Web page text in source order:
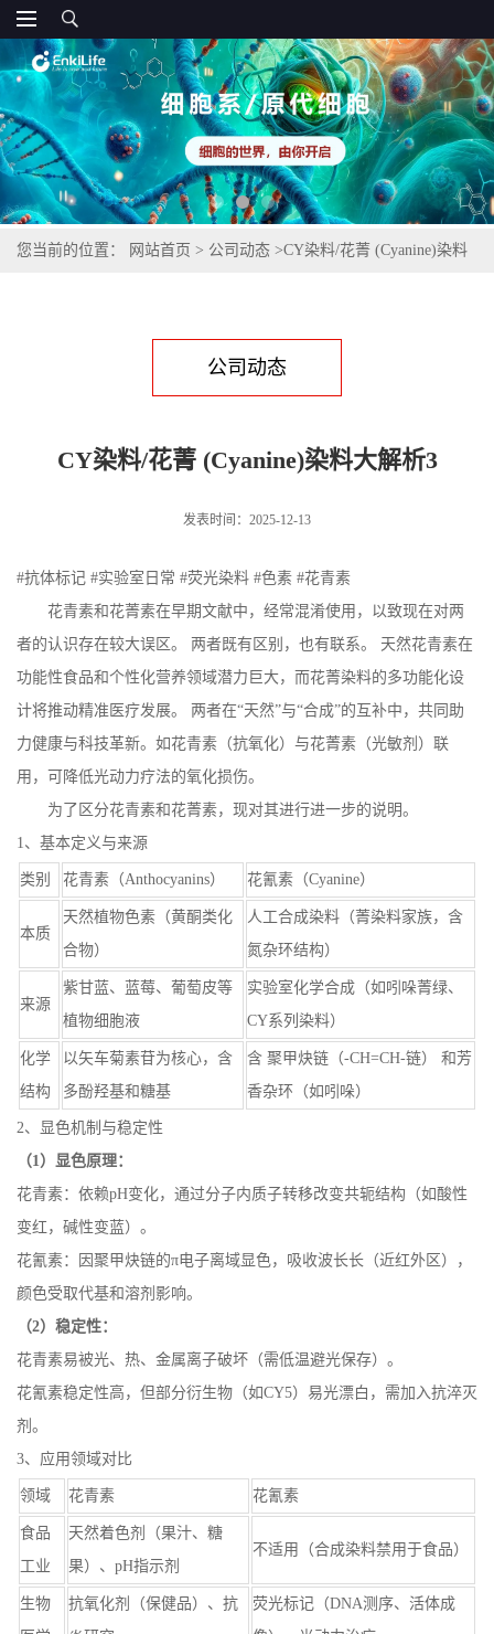
您当前的位置： 网站首页 > 公司动态 >CY染料/花菁 (Cyanine)染料
公司动态
CY染料/花菁 (Cyanine)染料大解析3
发表时间：2025-12-13
#抗体标记 #实验室日常 #荧光染料 #色素 #花青素
花青素和花菁素在早期文献中，经常混淆使用，以致现在对两
者的认识存在较大误区。 两者既有区别，也有联系。 天然花青素在
功能性食品和个性化营养领域潜力巨大，而花菁染料的多功能化设
计将推动精准医疗发展。 两者在“天然”与“合成”的互补中，共同助
力健康与科技革新。如花青素（抗氧化）与花菁素（光敏剂）联
用，可降低光动力疗法的氧化损伤。
为了区分花青素和花菁素，现对其进行进一步的说明。
1、基本定义与来源
类别 花青素（Anthocyanins） 花氰素（Cyanine）
本质
天然植物色素（黄酮类化
合物）
人工合成染料（菁染料家族，含
氮杂环结构）
来源
紫甘蓝、蓝莓、葡萄皮等
植物细胞液
实验室化学合成（如吲哚菁绿、
CY系列染料）
化学
结构
以矢车菊素苷为核心，含
多酚羟基和糖基
含 聚甲炔链（-CH=CH-链） 和芳
香杂环（如吲哚）
2、显色机制与稳定性
（1）显色原理：
花青素：依赖pH变化，通过分子内质子转移改变共轭结构（如酸性
变红，碱性变蓝）。
花氰素：因聚甲炔链的π电子离域显色，吸收波长长（近红外区），
颜色受取代基和溶剂影响。
（2）稳定性：
花青素易被光、热、金属离子破坏（需低温避光保存）。
花氰素稳定性高，但部分衍生物（如CY5）易光漂白，需加入抗淬灭
剂。
3、应用领域对比
领域 花青素 花氰素
食品
工业
天然着色剂（果汁、糖
果）、pH指示剂
不适用（合成染料禁用于食品）
生物
抗氧化剂（保健品）、抗
荧光标记（DNA测序、活体成